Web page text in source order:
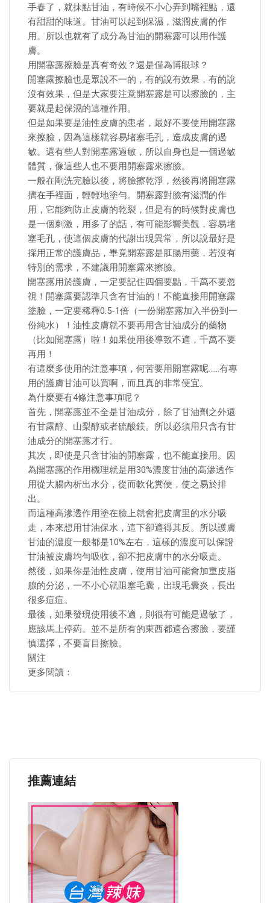
手春了，就抹點甘油，有時候不小心弄到嘴裡點，還
有甜甜的味道。甘油可以起到保濕，滋潤皮膚的作
用。所以也就有了成分為甘油的開塞露可以用作護
膚。
用開塞露擦臉是真有奇效？還是僅為博眼球？
開塞露擦臉也是眾說不一的，有的說有效果，有的說
沒有效果，但是大家要注意開塞露是可以擦臉的，主
要就是起保濕的這種作用。
但是如果要是油性皮膚的患者，最好不要使用開塞露
來擦臉，因為這樣就容易堵塞毛孔，造成皮膚的過
敏。還有些人對開塞露過敏，所以自身也是一個過敏
體質，像這些人也不要用開塞露來擦臉。
一般在剛洗完臉以後，將臉擦乾淨，然後再將開塞露
擠在手裡面，輕輕地塗勻。開塞露對臉有滋潤的作
用，它能夠防止皮膚的乾裂，但是有的時候對皮膚也
是一個刺激，用多了的話，有可能影響美觀，容易堵
塞毛孔，使這個皮膚的代謝出現異常，所以說最好是
採用正常的護膚品，畢竟開塞露是肛腸用藥，若沒有
特別的需求，不建議用開塞露來擦臉。
開塞露用於護膚，一定要記住四個要點，千萬不要忽
視！開塞露要認準只含有甘油的！不能直接用開塞露
塗臉，一定要稀釋0.5-1倍（一份開塞露加入半份到一
份純水）！油性皮膚就不要再用含甘油成分的藥物
（比如開塞露）啦！如果使用後導致不適，千萬不要
再用！
有這麼多使用的注意事項，何苦要用開塞露呢……有專
用的護膚甘油可以買啊，而且真的非常便宜。
為什麼要有4條注意事項呢？
首先，開塞露並不全是甘油成分，除了甘油劑之外還
有甘露醇、山梨醇或者硫酸鎂。所以必須用只含有甘
油成分的開塞露才行。
其次，即使是只含甘油的開塞露，也不能直接用。因
為開塞露的作用機理就是用30%濃度甘油的高滲透作
用從大腸內析出水分，從而軟化糞便，使之易於排
出。
而這種高滲透作用塗在臉上就會把皮膚里的水分吸
走，本來想用甘油保水，這下卻適得其反。所以護膚
甘油的濃度一般都是10%左右，這樣的濃度可以保證
甘油被皮膚均勻吸收，卻不把皮膚中的水分吸走。
然後，如果你是油性皮膚，使用甘油可能會加重皮脂
腺的分泌，一不小心就阻塞毛囊，出現毛囊炎，長出
很多痘痘。
最後，如果發現使用後不適，則很有可能是過敏了，
應該馬上停葯。並不是所有的東西都適合擦臉，要謹
慎選擇，不要盲目擦臉。
關注
更多閱讀：
推薦連結